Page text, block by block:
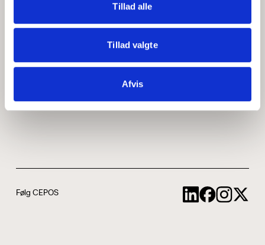
Tillad alle
Tillad valgte
Afvis
Podcast
Følg CEPOS